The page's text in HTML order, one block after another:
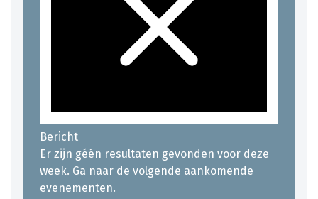
Bericht
Er zijn géén resultaten gevonden voor deze
week. Ga naar de volgende aankomende
evenementen.